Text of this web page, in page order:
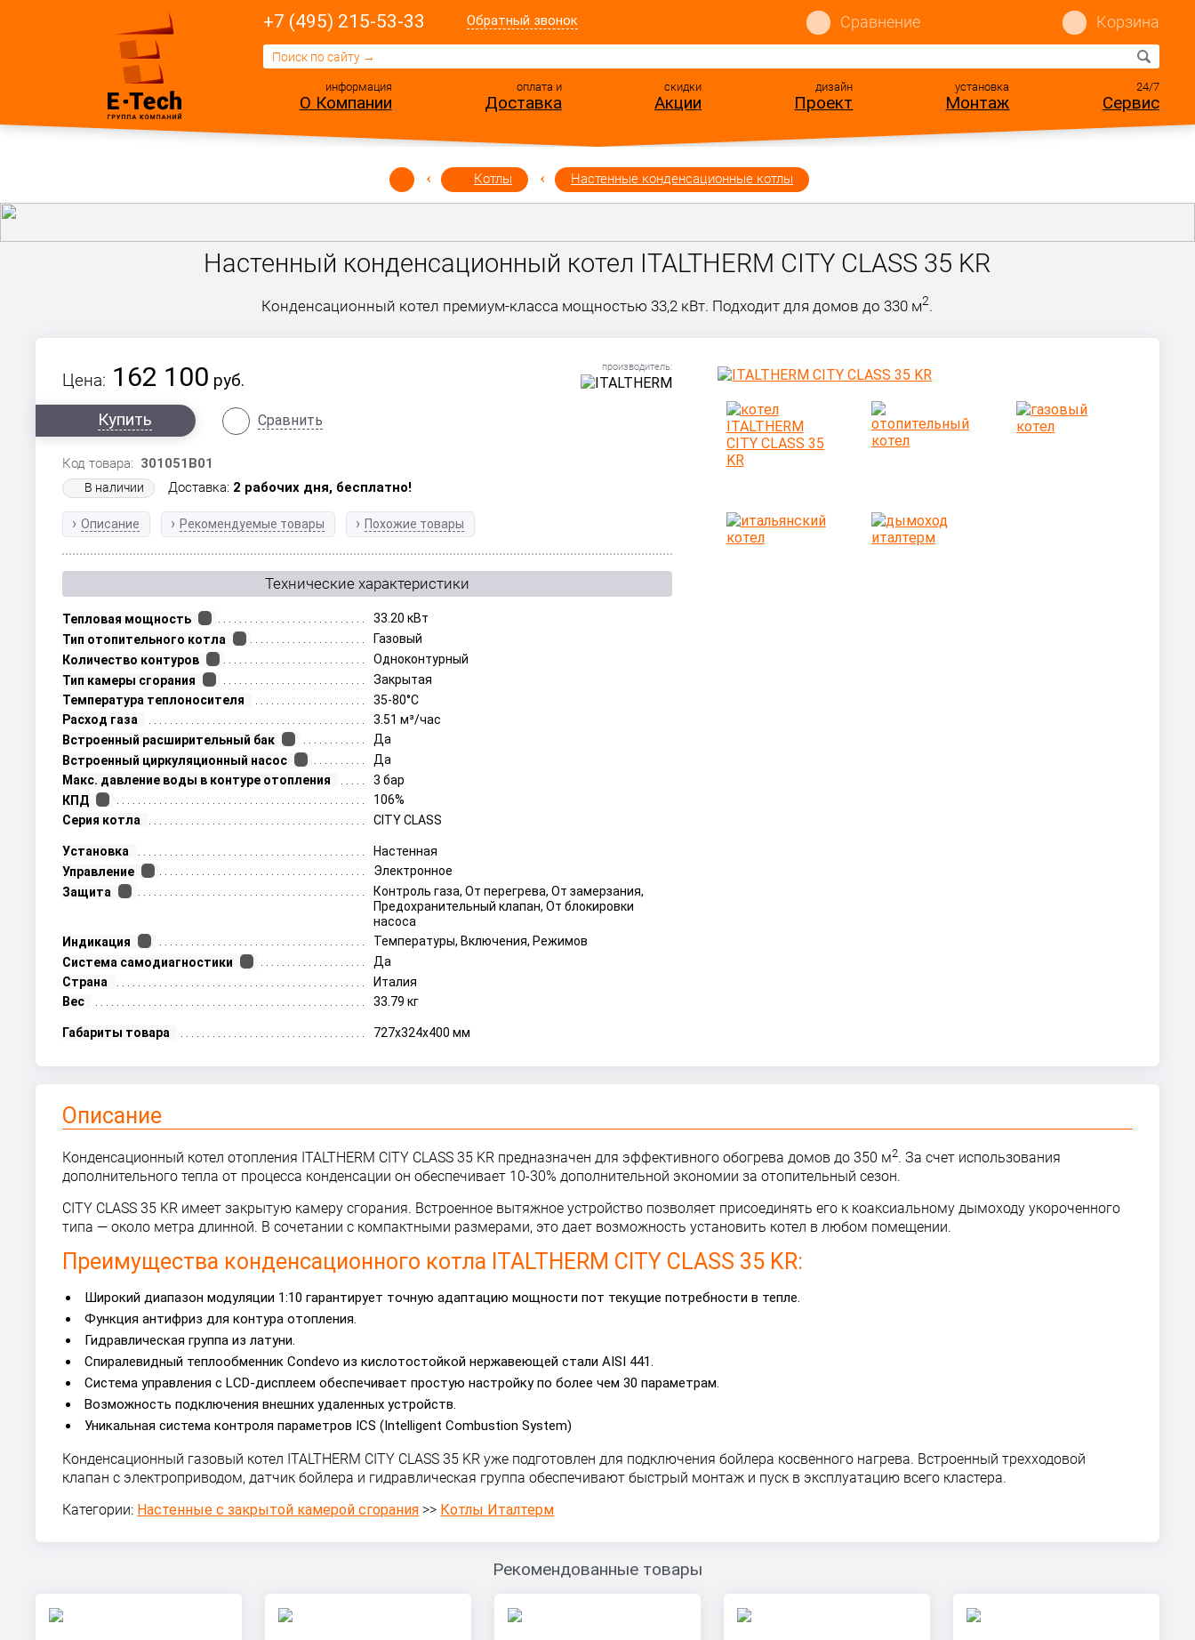
+7 (495) 215-53-33 Обратный звонок Сравнение Корзина
информация
О Компании
оплата и
Доставка
скидки
Акции
дизайн
Проект
установка
Монтаж
24/7
Сервис
Котлы Настенные конденсационные котлы
Настенный конденсационный котел ITALTHERM CITY CLASS 35 KR
Конденсационный котел премиум-класса мощностью 33,2 кВт. Подходит для домов до 330 м2.
Цена: 162 100 руб.
Купить
Сравнить
Код товара: 301051B01
В наличии Доставка: 2 рабочих дня, бесплатно!
Описание Рекомендуемые товары Похожие товары
Технические характеристики
Тепловая мощность
33.20 кВт
Тип отопительного котла
Газовый
Количество контуров
Одноконтурный
Тип камеры сгорания
Закрытая
Температура теплоносителя
35-80°С
Расход газа
3.51 м³/час
Встроенный расширительный бак
Да
Встроенный циркуляционный насос
Да
Макс. давление воды в контуре отопления
3 бар
КПД
106%
Серия котла
CITY CLASS
Установка
Настенная
Управление
Электронное
Защита
Контроль газа, От перегрева, От замерзания,
Предохранительный клапан, От блокировки
насоса
Индикация
Температуры, Включения, Режимов
Система самодиагностики
Да
Страна
Италия
Вес
33.79 кг
Габариты товара 727x324x400 мм
Описание
Конденсационный котел отопления ITALTHERM CITY CLASS 35 KR предназначен для эффективного обогрева домов до 350 м2. За счет использования
дополнительного тепла от процесса конденсации он обеспечивает 10-30% дополнительной экономии за отопительный сезон.
CITY CLASS 35 KR имеет закрытую камеру сгорания. Встроенное вытяжное устройство позволяет присоединять его к коаксиальному дымоходу укороченного
типа — около метра длинной. В сочетании с компактными размерами, это дает возможность установить котел в любом помещении.
Преимущества конденсационного котла ITALTHERM CITY CLASS 35 KR:
Широкий диапазон модуляции 1:10 гарантирует точную адаптацию мощности пот текущие потребности в тепле.
Функция антифриз для контура отопления.
Гидравлическая группа из латуни.
Спиралевидный теплообменник Condevo из кислотостойкой нержавеющей стали AISI 441.
Система управления с LCD-дисплеем обеспечивает простую настройку по более чем 30 параметрам.
Возможность подключения внешних удаленных устройств.
Уникальная система контроля параметров ICS (Intelligent Combustion System)
Конденсационный газовый котел ITALTHERM CITY CLASS 35 KR уже подготовлен для подключения бойлера косвенного нагрева. Встроенный трехходовой
клапан с электроприводом, датчик бойлера и гидравлическая группа обеспечивают быстрый монтаж и пуск в эксплуатацию всего кластера.
Категории: Настенные с закрытой камерой сгорания >> Котлы Италтерм
Рекомендованные товары